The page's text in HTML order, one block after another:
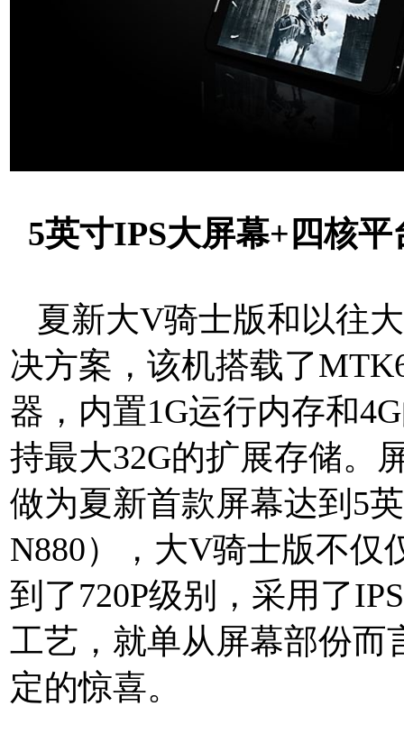
5英寸IPS大屏幕+四核平
夏新大V骑士版和以往
决方案，该机搭载了
器，内置1G运行内存和
持最大32G的扩展存储。
做为夏新首款屏幕达到5
N880），大V骑士版不仅
到了720P级别，采用了
工艺，就单从屏幕部份而
定的惊喜。